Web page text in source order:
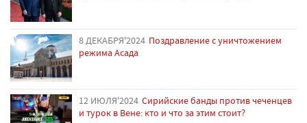
8 ДЕКАБРЯ'2024 Поздравление с уничтожением
режима Асада
12 ИЮЛЯ'2024 Сирийские банды против чеченцев
и турок в Вене: кто и что за этим стоит?